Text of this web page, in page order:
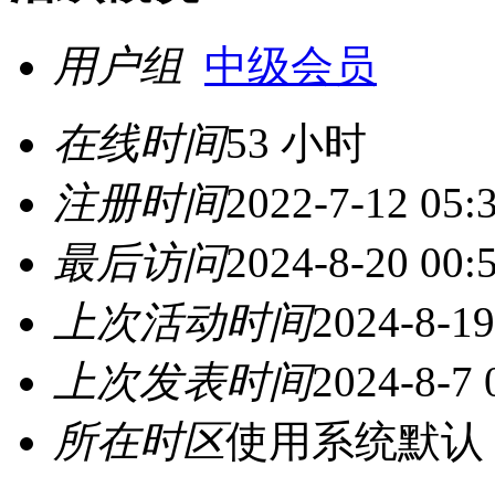
用户组 中级会员
在线时间53 小时
注册时间2022-7-12
最后访问2024-8-20
上次活动时间2024-8-
上次发表时间2024-8-7
所在时区使用系统默认